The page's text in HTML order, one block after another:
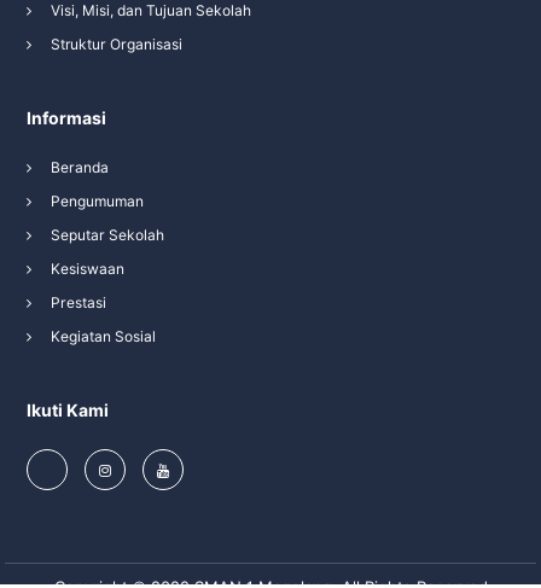
Visi, Misi, dan Tujuan Sekolah
Struktur Organisasi
Informasi
Beranda
Pengumuman
Seputar Sekolah
Kesiswaan
Prestasi
Kegiatan Sosial
Ikuti Kami